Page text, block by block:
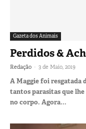
Gazeta dos Animais
Perdidos &
Redação - 3 de Maio, 2019
A Maggie foi resgatada
tantos parasitas que
no corpo. Agora...